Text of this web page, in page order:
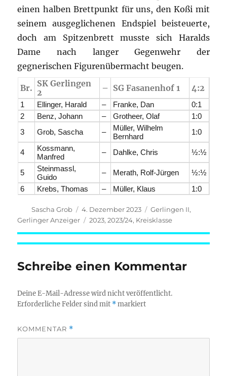
einen halben Brettpunkt für uns, den Koßi mit
seinem ausgeglichenen Endspiel beisteuerte,
doch am Spitzenbrett musste sich Haralds
Dame nach langer Gegenwehr der
gegnerischen Figurenübermacht beugen.
Br. SK Gerlingen
2
– SG Fasanenhof 1 4:2
1 Ellinger, Harald – Franke, Dan
0:1
2
Benz, Johann – Grotheer, Olaf
1:0
3
Grob, Sascha –
Müller, Wilhelm
Bernhard
1:0
4
Kossmann,
Manfred
– Dahlke, Chris ½:½
5
Steinmassl,
Guido
– Merath, Rolf-Jürgen
½:½
6
Krebs, Thomas – Müller, Klaus 1:0
Autor
Sascha Grob
Veröffentlicht
am
4. Dezember 2023 Kategorien
Gerlingen II,
Gerlinger Anzeiger
Schlagwörter
2023,2023/24, Kreisklasse
Schreibe einen Kommentar
Deine E-Mail-Adresse wird nicht veröffentlicht.
Erforderliche Felder sind mit *markiert
KOMMENTAR *